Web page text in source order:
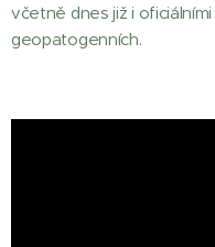
včetně dnes již i
geopatogenních.